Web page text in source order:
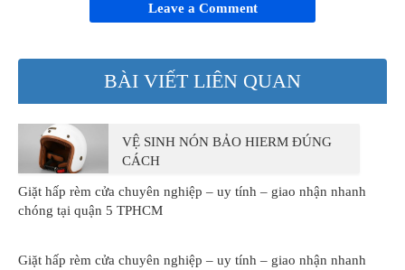
Leave a Comment
BÀI VIẾT LIÊN QUAN
VỆ SINH NÓN BẢO HIERM ĐÚNG
CÁCH
Giặt hấp rèm cửa chuyên nghiệp – uy tính – giao nhận nhanh
chóng tại quận 5 TPHCM
Giặt hấp rèm cửa chuyên nghiệp – uy tính – giao nhận nhanh